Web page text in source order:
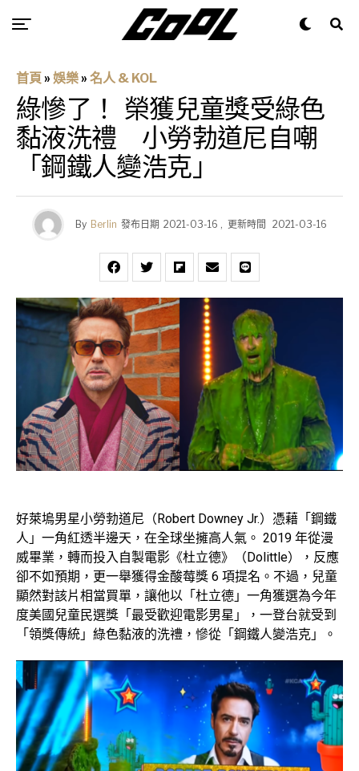
首頁 » 娛樂 » 名人 & KOL
綠慘了！ 榮獲兒童獎受綠色
黏液洗禮 小勞勃道尼自嘲
「鋼鐵人變浩克」
By Berlin 發布日期 2021-03-16 , 更新時間 2021-03-16
好萊塢男星小勞勃道尼（Robert Downey Jr.）憑藉「鋼鐵
人」一角紅透半邊天，在全球坐擁高人氣。 2019 年從漫
威畢業，轉而投入自製電影《杜立德》（Dolittle），反應
卻不如預期，更一舉獲得金酸莓獎 6 項提名。不過，兒童
顯然對該片相當買單，讓他以「杜立德」一角獲選為今年
度美國兒童民選獎「最受歡迎電影男星」，一登台就受到
「領獎傳統」綠色黏液的洗禮，慘從「鋼鐵人變浩克」。